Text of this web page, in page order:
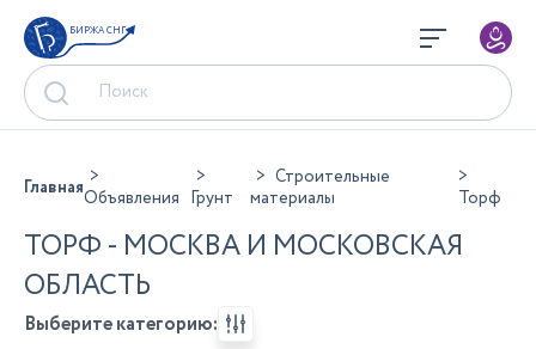
БИРЖА СНГ
ГлавнаяОбъявления Грунт
Строительные
материалы
Торф
ТОРФ - МОСКВА И МОСКОВСКАЯ
ОБЛАСТЬ
Выберите категорию: